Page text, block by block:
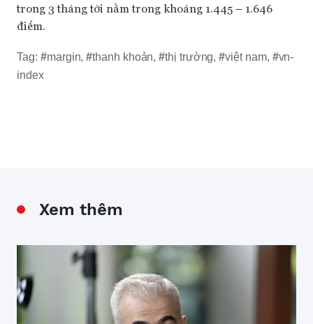
trong 3 tháng tới nằm trong khoảng 1.445 – 1.646
điểm.
Tag: #margin,#thanh khoản,#thị trường,#việt nam, #vn-
index
Xem thêm